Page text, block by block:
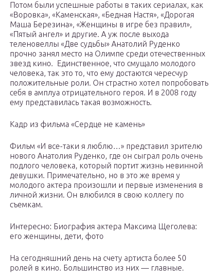
Потом были успешные работы в таких сериалах, как
«Воровка», «Каменская», «Бедная Настя», «Дорогая
Маша Березина», «Женщины в игре без правил»,
«Пятый ангел» и другие. А уж после выхода
теленовеллы «Две судьбы» Анатолий Руденко
прочно занял место на Олимпе среди отечественных
звезд кино. Единственное, что смущало молодого
человека, так это то, что ему достаются чересчур
положительные роли. Он страстно хотел попробовать
себя в амплуа отрицательного героя. И в 2008 году
ему представилась такая возможность.
Кадр из фильма «Сердце не камень»
Фильм «И все-таки я люблю…» представил зрителю
нового Анатолия Руденко, где он сыграл роль очень
подлого человека, который портит жизнь невинной
девушки. Примечательно, но в это же время у
молодого актера произошли и первые изменения в
личной жизни. Он влюбился в свою коллегу по
съемкам.
Интересно: Биография актера Максима Щеголева:
его женщины, дети, фото
На сегодняшний день на счету артиста более 50
ролей в кино. Большинство из них — главные.